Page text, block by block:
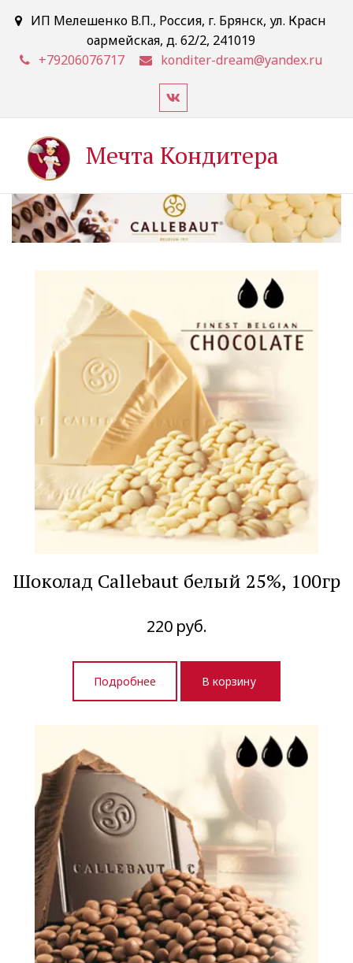
ИП Мелешенко В.П., Россия, г. Брянск, ул. Красн
оармейская, д. 62/2, 241019
+79206076717
konditer-dream@yandex.ru
Мечта Кондитера
Шоколад Callebaut белый 25%, 100гр
220 руб.
Подробнее В корзину